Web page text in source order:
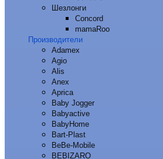
Шезлонги
Concord
mamaRoo
Производители
Adamex
Agio
Alis
Anex
Aprica
Baby Jogger
Babyactive
BabyHome
Bart-Plast
BeBe-Mobile
BEBIZARO